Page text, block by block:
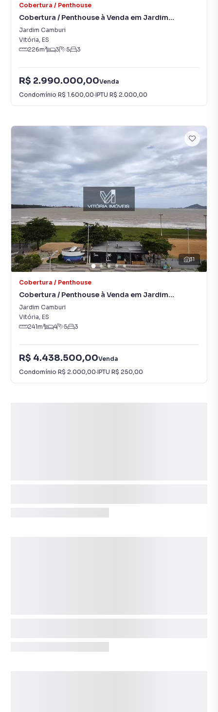
Cobertura / Penthouse
Cobertura / Penthouse à Venda em Jardim
Camburi
Jardim Camburi
Vitória, ES
226m² 3 5 3
R$ 2.990.000,00Venda
Condomínio R$ 1.600,00·IPTU R$ 2.000,00
31
Cobertura / Penthouse
Cobertura / Penthouse à Venda em Jardim
Camburi
Jardim Camburi
Vitória, ES
241m² 4 5 3
R$ 4.438.500,00Venda
Condomínio R$ 2.000,00·IPTU R$ 250,00